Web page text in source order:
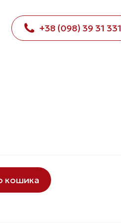
+38 (098) 39 31 331
кошика